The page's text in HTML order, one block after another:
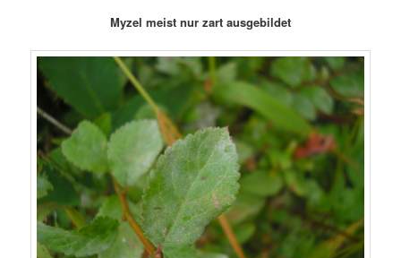
Myzel meist nur zart ausgebildet